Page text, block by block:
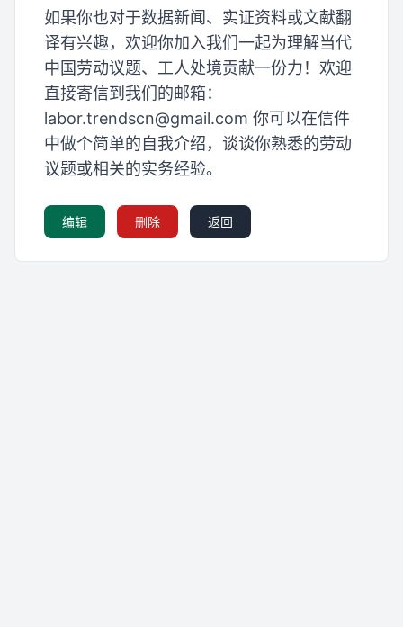
如果你也对于数据新闻、实证资料或文献翻
译有兴趣，欢迎你加入我们一起为理解当代
中国劳动议题、工人处境贡献一份力！欢迎
直接寄信到我们的邮箱：
labor.trendscn@gmail.com 你可以在信件
中做个简单的自我介绍，谈谈你熟悉的劳动
议题或相关的实务经验。
编辑 删除 返回